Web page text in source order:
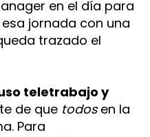
en el día para
jornada con una
trazado el
teletrabajo y
de que todosen la
Para